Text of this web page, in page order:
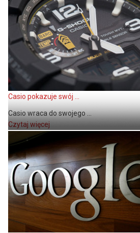
Casio pokazuje swój ...
Casio wraca do swojego ...
Czytaj więcej